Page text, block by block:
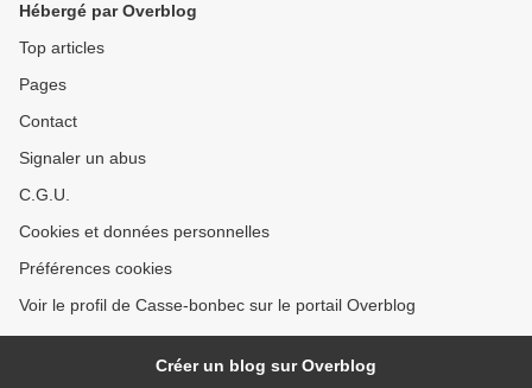
Hébergé par Overblog
Top articles
Pages
Contact
Signaler un abus
C.G.U.
Cookies et données personnelles
Préférences cookies
Voir le profil de Casse-bonbec sur le portail Overblog
Créer un blog sur Overblog